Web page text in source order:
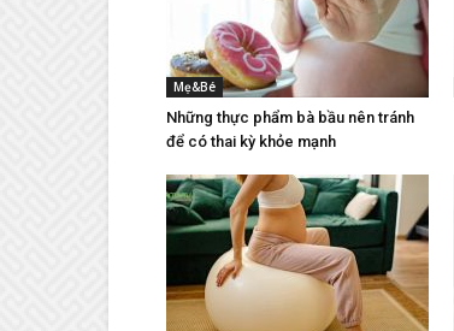
Mẹ&Bé
Những thực phẩm bà bầu nên tránh
để có thai kỳ khỏe mạnh